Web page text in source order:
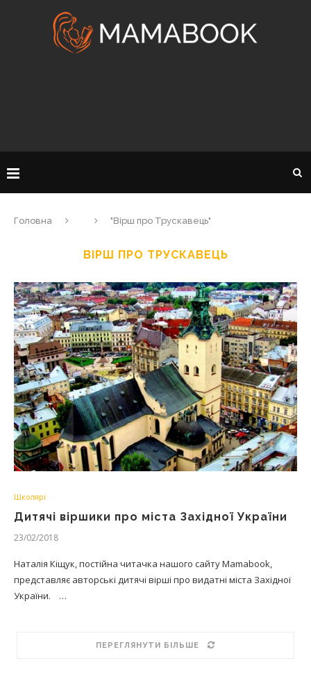
Головна "Вірш про Трускавець"
ВІРШ ПРО ТРУСКАВЕЦЬ
Школярі
Дитячі віршики про міста Західної України
23/02/2018
Наталія Кіщук, постійна читачка нашого сайту Mamabook,
представляє авторські дитячі вірші про видатні міста Західної
України. …
ПЕРЕГЛЯНУТИ БІЛЬШЕ